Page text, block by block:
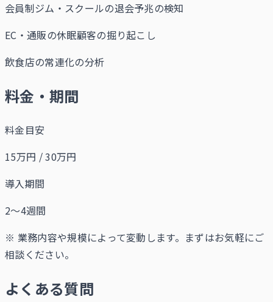
会員制ジム・スクールの退会予兆の検知
EC・通販の休眠顧客の掘り起こし
飲食店の常連化の分析
料金・期間
料金目安
15万円 / 30万円
導入期間
2〜4週間
※ 業務内容や規模によって変動します。まずはお気軽にご
相談ください。
よくある質問